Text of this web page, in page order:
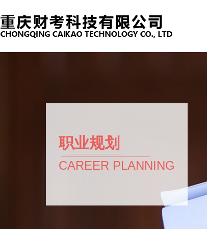
职业规划
CAREER PLANNING